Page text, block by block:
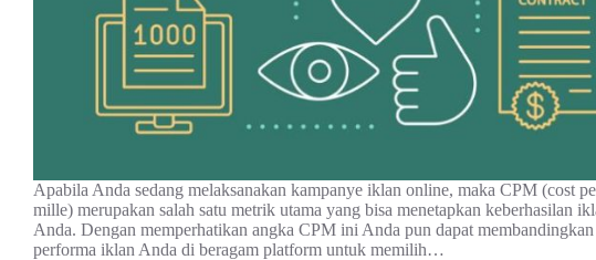
Apabila Anda sedang melaksanakan kampanye iklan online, maka CPM (cost
mille) merupakan salah satu metrik utama yang bisa menetapkan keberhasilan
Anda. Dengan memperhatikan angka CPM ini Anda pun dapat membandingkan
performa iklan Anda di beragam platform untuk memilih…